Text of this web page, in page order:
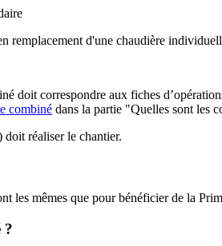
remplacement d'une chaudière
doit correspondre aux fiches
combiné dans la partie "Quelles sont les
réaliser le chantier.
les mêmes que pour bénéficier de la
?